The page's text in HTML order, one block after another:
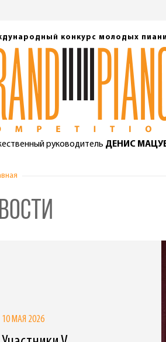
конкурс молодых
руководитель ДЕНИС
10 МАЯ 2026